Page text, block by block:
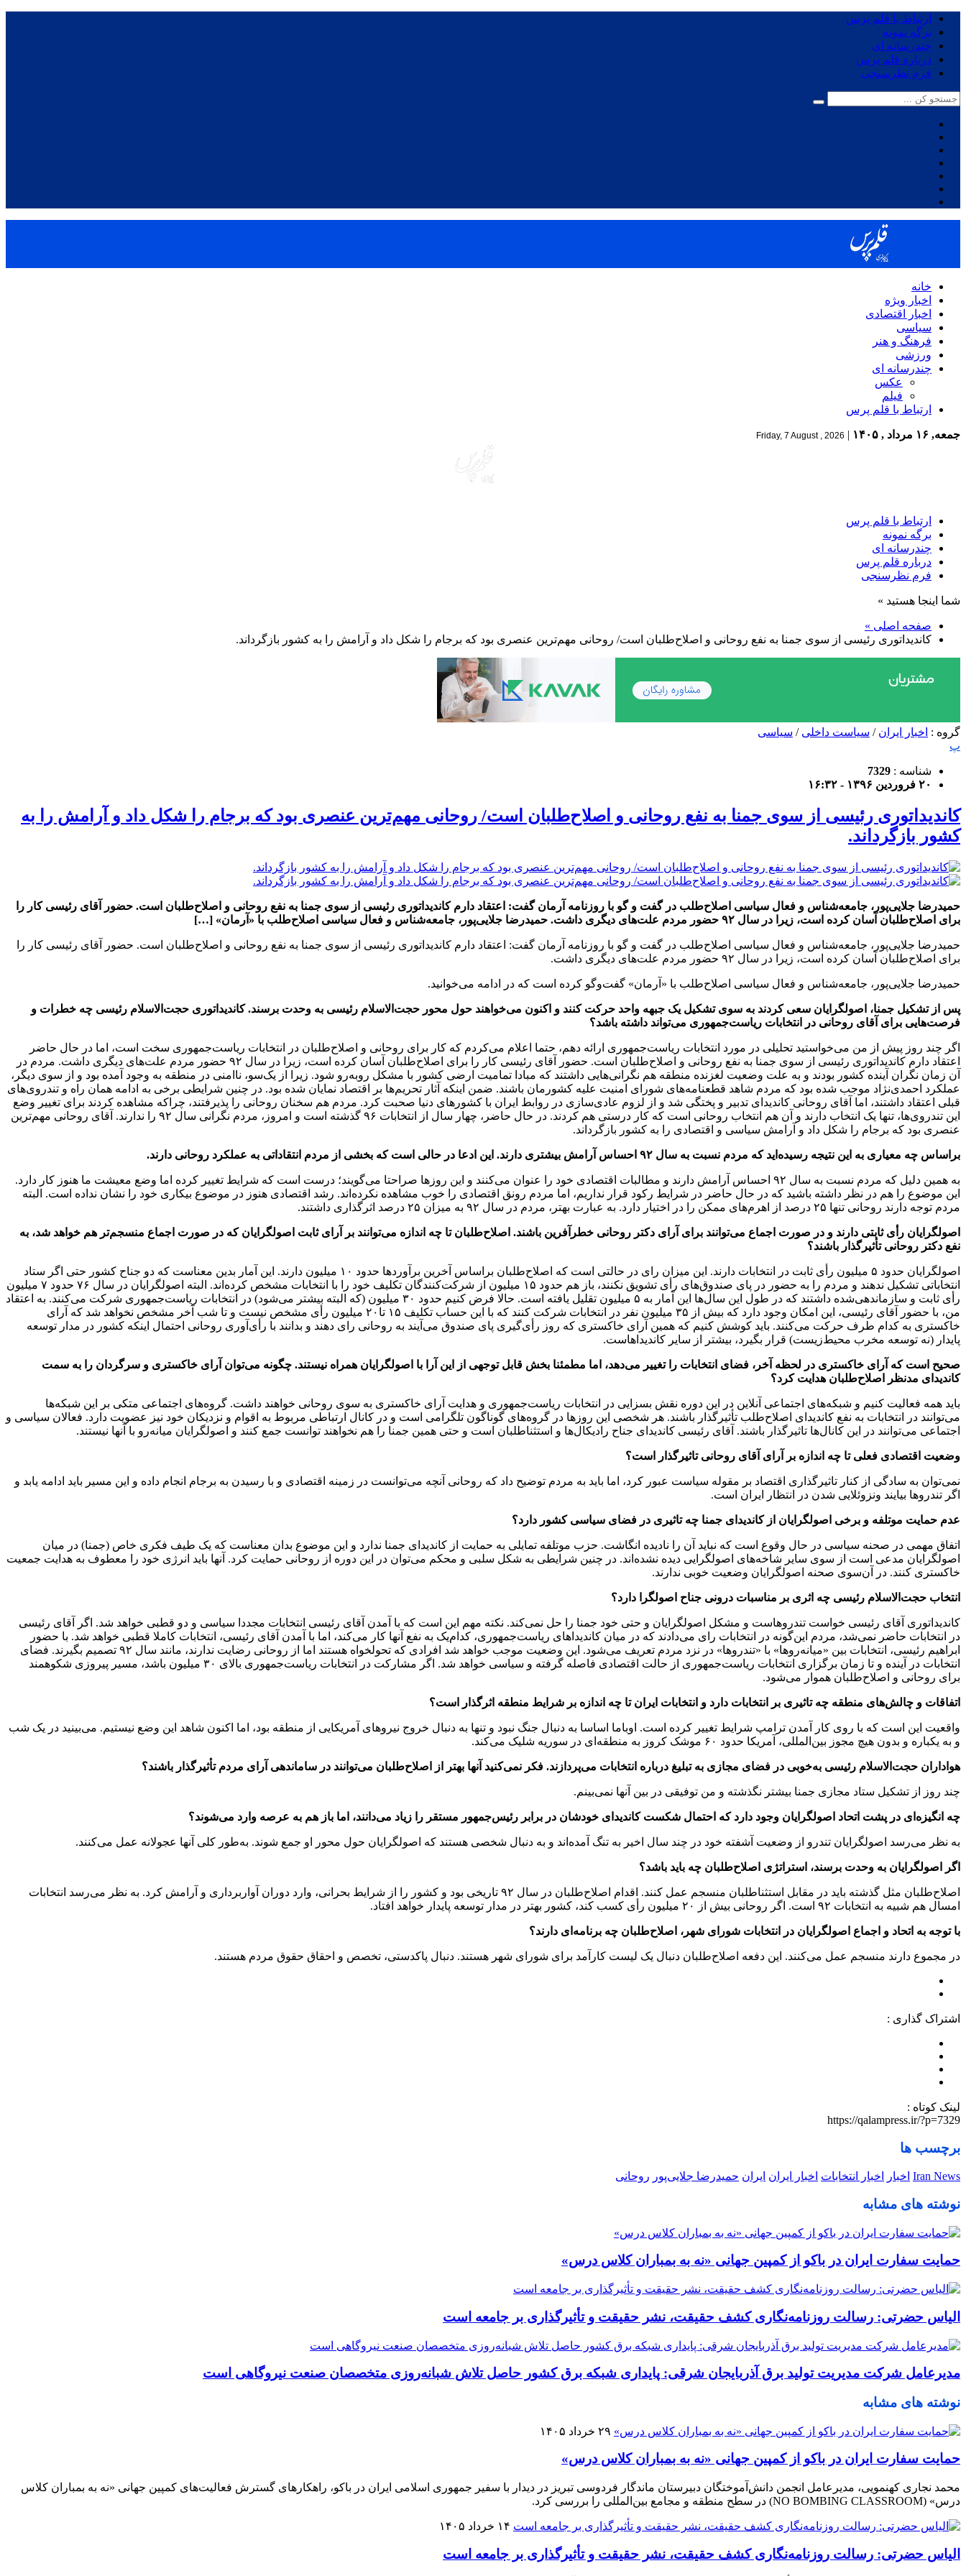
ارتباط با قلم پرس
برگه نمونه
چندرسانه ای
درباره قلم پرس
فرم نظرسنجی
خانه
اخبار ویژه
اخبار اقتصادی
سیاسی
فرهنگ و هنر
ورزشی
چندرسانه ای
عکس
فیلم
ارتباط با قلم پرس
جمعه, ۱۶ مرداد , ۱۴۰۵ |
Friday, 7 August , 2026
ارتباط با قلم پرس
برگه نمونه
چندرسانه ای
درباره قلم پرس
فرم نظرسنجی
شما اینجا هستید »
صفحه اصلی »
کاندیداتوری رئیسی از سوی جمنا به نفع روحانی و اصلاح‌طلبان است/ روحانی مهم‌ترین عنصری بود که برجام را شکل داد و آرامش را به کشور بازگرداند.
گروه : اخبار ایران / سیاست داخلی / سیاسی
پ
شناسه : 7329
۲۰ فروردین ۱۳۹۶ - ۱۶:۳۲
کاندیداتوری رئیسی از سوی جمنا به نفع روحانی و اصلاح‌طلبان است/ روحانی مهم‌ترین عنصری بود که برجام را شکل داد و آرامش را به
کشور بازگرداند.
حمیدرضا جلایی‌پور، جامعه‌شناس و فعال سیاسی اصلاح‌طلب در گفت و گو با روزنامه آرمان گفت: اعتقاد دارم کاندیداتوری رئیسی از سوی جمنا به نفع روحانی و اصلاح‌طلبان است. حضور آقای رئیسی کار را
برای اصلاح‌طلبان آسان کرده است، زیرا در سال ۹۲ حضور مردم علت‌های دیگری داشت. حمیدرضا جلایی‌پور، جامعه‌شناس و فعال سیاسی اصلاح‌طلب با «آرمان» […]
حمیدرضا جلایی‌پور، جامعه‌شناس و فعال سیاسی اصلاح‌طلب در گفت و گو با روزنامه آرمان گفت: اعتقاد دارم کاندیداتوری رئیسی از سوی جمنا به نفع روحانی و اصلاح‌طلبان است. حضور آقای رئیسی کار را
برای اصلاح‌طلبان آسان کرده است، زیرا در سال ۹۲ حضور مردم علت‌های دیگری داشت.
حمیدرضا جلایی‌پور، جامعه‌شناس و فعال سیاسی اصلاح‌طلب با «آرمان» گفت‌وگو کرده است که در ادامه می‌خوانید.
پس از تشکیل‌ جمنا، اصولگرایان سعی کردند به سوی تشکیل یک جبهه واحد حرکت کنند و اکنون می‌خواهند حول محور حجت‌الاسلام رئیسی به وحدت برسند. کاندیداتوری حجت‌الاسلام رئیسی چه خطرات و
فرصت‌هایی برای آقای روحانی در انتخابات ریاست‌جمهوری می‌تواند داشته باشد؟
اگر چند روز پیش از من می‌خواستید تحلیلی در مورد انتخابات ریاست‌جمهوری ارائه دهم، حتما اعلام می‌کردم که کار برای روحانی و اصلاح‌طلبان در انتخابات ریاست‌جمهوری سخت است، اما در حال حاضر
اعتقاد دارم کاندیداتوری رئیسی از سوی جمنا به نفع روحانی و اصلاح‌طلبان است. حضور آقای رئیسی کار را برای اصلاح‌طلبان آسان کرده است، زیرا در سال ۹۲ حضور مردم علت‌های دیگری داشت. مردم در
آن زمان نگران آینده کشور بودند و به علت وضعیت لغزنده منطقه هم نگرانی‌هایی داشتند که مبادا تمامیت ارضی کشور با مشکل روبه‌رو شود. زیرا از یک‌سو، ناامنی در منطقه به وجود آمده بود و از سوی دیگر،
عملکرد احمدی‌نژاد موجب شده بود که مردم شاهد قطعنامه‌های شورای امنیت علیه کشورمان باشند. ضمن اینکه آثار تحریم‌ها بر اقتصاد نمایان شده بود. در چنین شرایطی برخی به ادامه همان راه و تندروی‌های
قبلی اعتقاد داشتند، اما آقای روحانی کاندیدای تدبیر و پختگی شد و از لزوم عادی‌سازی در روابط ایران با کشورهای دنیا صحبت کرد. مردم هم سخنان روحانی را پذیرفتند، چراکه مشاهده کردند برای تغییر وضع
این تندروی‌ها، تنها یک انتخاب دارند و آن هم انتخاب روحانی است که کار درستی هم کردند. در حال حاضر، چهار سال از انتخابات ۹۶ گذشته است و امروز، مردم نگرانی سال ۹۲ را ندارند. آقای روحانی مهم‌ترین
عنصری بود که برجام را شکل داد و آرامش سیاسی و اقتصادی را به کشور بازگرداند.
براساس چه معیاری به این نتیجه رسیده‌اید که مردم نسبت به سال ۹۲ احساس آرامش بیشتری دارند. این ادعا در حالی است که بخشی از مردم انتقاداتی به عملکرد روحانی دارند.
به همین دلیل که مردم نسبت به سال ۹۲ احساس آرامش دارند و مطالبات اقتصادی خود را عنوان می‌کنند و این روزها صراحتا می‌گویند؛ درست است که شرایط تغییر کرده اما وضع معیشت ما هنوز کار دارد.
این موضوع را هم در نظر داشته باشید که در حال حاضر در شرایط رکود قرار نداریم، اما مردم رونق اقتصادی را خوب مشاهده نکرده‌اند. رشد اقتصادی هنوز در موضوع بیکاری خود را نشان نداده است. البته
مردم توجه دارند روحانی تنها ۲۵ درصد از اهرم‌های ممکن را در اختیار دارد. به عبارت بهتر، مردم در سال ۹۲ به میزان ۲۵ درصد اثرگذاری داشتند.
اصولگرایان رأی ثابتی دارند و در صورت اجماع می‌توانند برای آرای دکتر روحانی خطرآفرین باشند. اصلاح‌طلبان تا چه اندازه می‌توانند بر آرای ثابت اصولگرایان که در صورت اجماع منسجم‌تر هم خواهد شد، به
نفع دکتر روحانی تأثیرگذار باشند؟
اصولگرایان حدود ۵ میلیون رأی ثابت در انتخابات دارند. این میزان رای در حالتی است که اصلاح‌طلبان براساس آخرین برآوردها حدود ۱۰ میلیون دارند. این آمار بدین معناست که دو جناح کشور حتی اگر ستاد
انتخاباتی تشکیل ندهند و مردم را به حضور در پای صندوق‌های رأی تشویق نکنند، باز هم حدود ۱۵ میلیون از شرکت‌کنندگان تکلیف خود را با انتخابات مشخص کرده‌اند. البته اصولگرایان در سال ۷۶ حدود ۷ میلیون
رأی ثابت و سازماندهی‌شده داشتند که در طول این سال‌ها این آمار به ۵ میلیون تقلیل یافته است. حالا فرض کنیم حدود ۳۰ میلیون (که البته بیشتر می‌شود) در انتخابات ریاست‌جمهوری شرکت می‌کنند. به اعتقاد
من، با حضور آقای رئیسی، این امکان وجود دارد که بیش از ۳۵ میلیون نفر در انتخابات شرکت کنند که با این حساب تکلیف ۱۵ تا۲۰ میلیون رأی مشخص نیست و تا شب آخر مشخص نخواهد شد که آرای
خاکستری به کدام طرف حرکت می‌کنند. باید کوشش کنیم که همین آرای خاکستری که روز رأی‌گیری پای صندوق می‌آیند به روحانی رای دهند و بدانند با رأی‌آوری روحانی احتمال اینکه کشور در مدار توسعه
پایدار (نه توسعه مخرب محیط‌زیست) قرار بگیرد، بیشتر از سایر کاندیداهاست.
صحیح است که آرای خاکستری در لحظه آخر، فضای انتخابات را تغییر می‌دهد، اما مطمئنا بخش قابل توجهی از این آرا با اصولگرایان همراه نیستند. چگونه می‌‌توان آرای خاکستری و سرگردان را به سمت
کاندیدای مدنظر اصلاح‌طلبان هدایت کرد؟
باید همه فعالیت کنیم و شبکه‌های اجتماعی ‌آنلاین در این دوره نقش بسزایی در انتخابات ریاست‌جمهوری و هدایت آرای خاکستری به سوی روحانی خواهند داشت. گروه‌های اجتماعی متکی بر این شبکه‌ها
می‌توانند در انتخابات به نفع کاندیدای اصلاح‌طلب تأثیرگذار باشند. هر شخصی این ‌روزها در گروه‌های گوناگون تلگرامی است و در کانال ارتباطی مربوط به اقوام و نزدیکان خود نیز عضویت دارد. فعالان سیاسی و
اجتماعی می‌توانند در این کانال‌ها تاثیرگذار باشند. آقای رئیسی کاندیدای جناح رادیکال‌ها و استثناطلبان است و حتی همین جمنا را هم نخواهند توانست جمع کنند و اصولگرایان میانه‌رو با آنها نیستند.
وضعیت اقتصادی فعلی تا چه اندازه بر آرای آقای روحانی تاثیرگذار است؟
نمی‌توان به سادگی از کنار تاثیرگذاری اقتصاد بر مقوله سیاست عبور کرد، اما باید به مردم توضیح داد که روحانی آنچه می‌توانست در زمینه اقتصادی و با رسیدن به برجام انجام داده و این مسیر باید ادامه یابد و
اگر تندروها بیایند ونزوئلایی شدن در انتظار ایران است.
عدم حمایت موتلفه و برخی اصولگرایان از کاندیدای جمنا چه تاثیری در فضای سیاسی کشور دارد؟
اتفاق مهمی در صحنه سیاسی در حال وقوع است که نباید آن را نادیده انگاشت. حزب موتلفه تمایلی به حمایت از کاندیدای جمنا ندارد و این موضوع بدان معناست که یک طیف فکری خاص (جمنا) در میان
اصولگرایان مدعی است از سوی سایر شاخه‌های اصولگرایی دیده نشده‌اند. در چنین شرایطی به شکل سلبی و محکم می‌توان در این دوره از روحانی حمایت کرد. آنها باید انرژی خود را معطوف به هدایت جمعیت
خاکستری کنند. در آن‌سوی صحنه اصولگرایان وضعیت خوبی ندارند.
انتخاب حجت‌الاسلام رئیسی چه اثری بر مناسبات درونی جناح اصولگرا دارد؟
کاندیداتوری آقای رئیسی خواست تندروهاست و مشکل اصولگرایان و حتی خود جمنا را حل نمی‌کند. نکته مهم این است که با آمدن آقای رئیسی انتخابات مجددا سیاسی و دو قطبی خواهد شد. اگر آقای رئیسی
در انتخابات حاضر نمی‌شد، مردم این‌گونه در انتخابات رای می‌دادند که در میان کاندیداهای ریاست‌جمهوری، کدام‌یک به نفع آنها کار می‌کند، اما با آمدن آقای رئیسی، انتخابات کاملا قطبی خواهد شد. با حضور
ابراهیم رئیسی، انتخابات بین «میانه‌روها» با «تندروها» در نزد مردم تعریف می‌شود. این وضعیت موجب خواهد شد افرادی که تحولخواه هستند اما از روحانی رضایت ندارند، مانند سال ۹۲ تصمیم بگیرند. فضای
انتخابات در آینده و تا زمان برگزاری انتخابات ریاست‌جمهوری از حالت اقتصادی فاصله گرفته و سیاسی خواهد شد. اگر مشارکت در انتخابات ریاست‌جمهوری بالای ۳۰ میلیون باشد، مسیر پیروزی شکوهمند
برای روحانی و اصلاح‌طلبان هموار می‌شود.
اتفاقات و چالش‌های منطقه چه تاثیری بر انتخابات دارد و انتخابات ایران تا چه اندازه بر شرایط منطقه اثرگذار است؟
واقعیت این است که با روی کار آمدن ترامپ شرایط تغییر کرده است. اوباما اساسا به دنبال جنگ نبود و تنها به دنبال خروج نیروهای آمریکایی از منطقه بود، اما اکنون شاهد این وضع نیستیم. می‌بینید در یک شب
و به یکباره و بدون هیچ مجوز بین‌المللی، آمریکا حدود ۶۰ موشک کروز به منطقه‌ای در سوریه شلیک می‌کند.
هواداران حجت‌الاسلام رئیسی به‌خوبی در فضای مجازی به تبلیغ درباره انتخابات می‌پردازند. فکر نمی‌کنید آنها بهتر از اصلاح‌طلبان می‌توانند در ساماندهی آرای مردم تأثیرگذار باشند؟
چند روز از تشکیل ستاد مجازی جمنا بیشتر نگذشته و من توفیقی در بین آنها نمی‌بینم.
چه انگیزه‌ای در پشت اتحاد اصولگرایان وجود دارد که احتمال شکست کاندیدای خودشان در برابر رئیس‌جمهور مستقر را زیاد می‌دانند، اما باز هم به عرصه وارد می‌شوند؟
به نظر می‌رسد اصولگرایان تندرو از وضعیت آشفته خود در چند سال اخیر به تنگ آمده‌اند و به دنبال شخصی هستند که اصولگرایان حول محور او جمع شوند. به‌طور کلی آنها عجولانه عمل می‌کنند.
اگر اصولگرایان به وحدت برسند، استراتژی اصلاح‌طلبان چه باید باشد؟
اصلاح‌طلبان مثل گذشته باید در مقابل استثناطلبان منسجم عمل کنند. اقدام اصلاح‌طلبان در سال ۹۲ تاریخی بود و کشور را از شرایط بحرانی، وارد دوران آواربرداری و آرامش کرد. به نظر می‌رسد انتخابات
امسال هم شبیه به انتخابات ۹۲ است. اگر روحانی بیش از ۲۰ میلیون رأی کسب کند، کشور بهتر در مدار توسعه پایدار خواهد افتاد.
با توجه به اتحاد و اجماع اصولگرایان در انتخابات شورای شهر، اصلاح‌طلبان چه برنامه‌ای دارند؟
در مجموع دارند منسجم عمل می‌کنند. این دفعه اصلاح‌طلبان دنبال یک لیست کارآمد برای شورای شهر هستند. دنبال پاکدستی، تخصص و احقاق حقوق مردم هستند.
اشتراک گذاری :
لینک کوتاه :
https://qalampress.ir/?p=7329
برچسب ها
Iran News اخبار اخبار انتخابات اخبار ایران ایران حمیدرضا جلایی‌پور روحانی
نوشته های مشابه
حمایت سفارت ایران در باکو از کمپین جهانی «نه به بمباران کلاس درس»
الیاس حضرتی: رسالت روزنامه‌نگاری کشف حقیقت، نشر حقیقت و تأثیرگذاری بر جامعه است
مدیرعامل شرکت مدیریت تولید برق آذربایجان شرقی: پایداری شبکه برق کشور حاصل تلاش شبانه‌روزی متخصصان صنعت نیروگاهی است
نوشته های مشابه
۲۹ خرداد ۱۴۰۵
حمایت سفارت ایران در باکو از کمپین جهانی «نه به بمباران کلاس درس»
محمد نجاری کهنمویی، مدیرعامل انجمن دانش‌آموختگان دبیرستان ماندگار فردوسی تبریز در دیدار با سفیر جمهوری اسلامی ایران در باکو، راهکارهای گسترش فعالیت‌های کمپین جهانی «نه به بمباران کلاس
درس» (NO BOMBING CLASSROOM) در سطح منطقه و مجامع بین‌المللی را بررسی کرد.
۱۴ خرداد ۱۴۰۵
الیاس حضرتی: رسالت روزنامه‌نگاری کشف حقیقت، نشر حقیقت و تأثیرگذاری بر جامعه است